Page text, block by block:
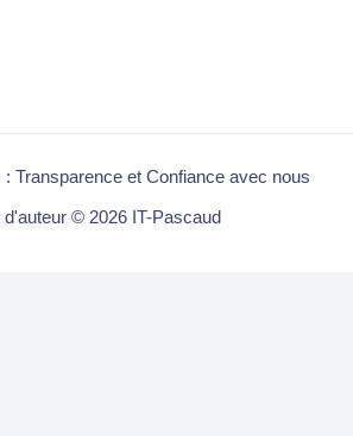
: Transparence et Confiance avec nous
d'auteur © 2026 IT-Pascaud